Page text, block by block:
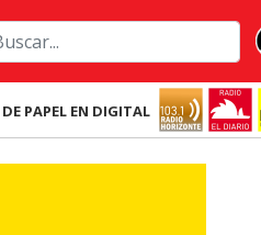
PAPEL EN DIGITAL